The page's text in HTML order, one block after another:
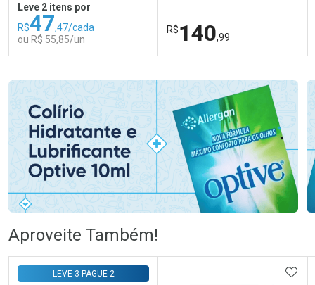
Leve 2 itens por
R$47,47/cada
ou R$ 55,85/un
Comprar sem Desconto
Por R$ 55,85/cada
Comprar sem Desconto
Por R$ 55,85/cada
R$140,99
Laboratório
Comprar sem Desconto
Por Menos
Comprar sem Desconto
Aproveite Também!
LEVE 3 PAGUE 2